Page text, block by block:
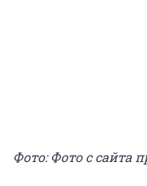
Фото: Фото с сайта